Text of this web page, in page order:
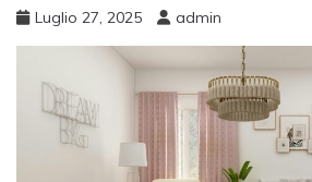
Luglio 27, 2025 admin